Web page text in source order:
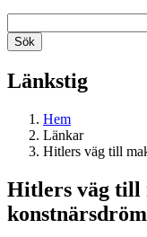
Länkstig
Hem
Länkar
Hitlers väg till
Hitlers väg till